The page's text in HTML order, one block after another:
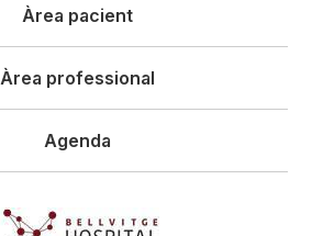
Àrea pacient
Àrea professional
Agenda